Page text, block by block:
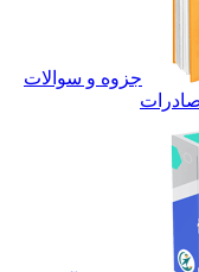
جزوه و سوالات